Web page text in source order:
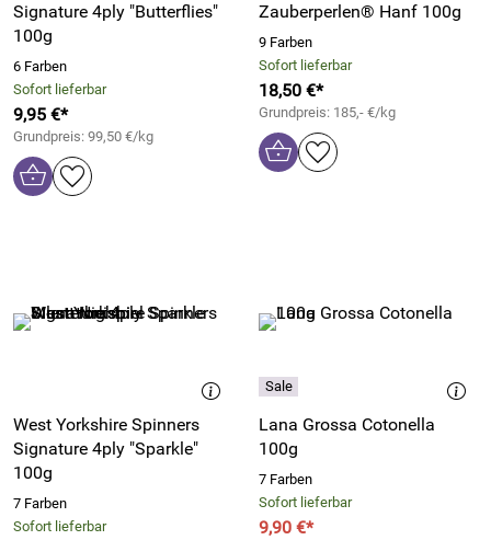
Signature 4ply "Butterflies"
100g
6 Farben
Sofort lieferbar
9,95 €*
Grundpreis: 99,50 €/kg
Zauberperlen® Hanf 100g
9 Farben
Sofort lieferbar
18,50 €*
Grundpreis: 185,- €/kg
West Yorkshire Spinners
Signature 4ply "Sparkle"
100g
7 Farben
Sofort lieferbar
Lana Grossa Cotonella
100g
7 Farben
Sofort lieferbar
9,90 €*